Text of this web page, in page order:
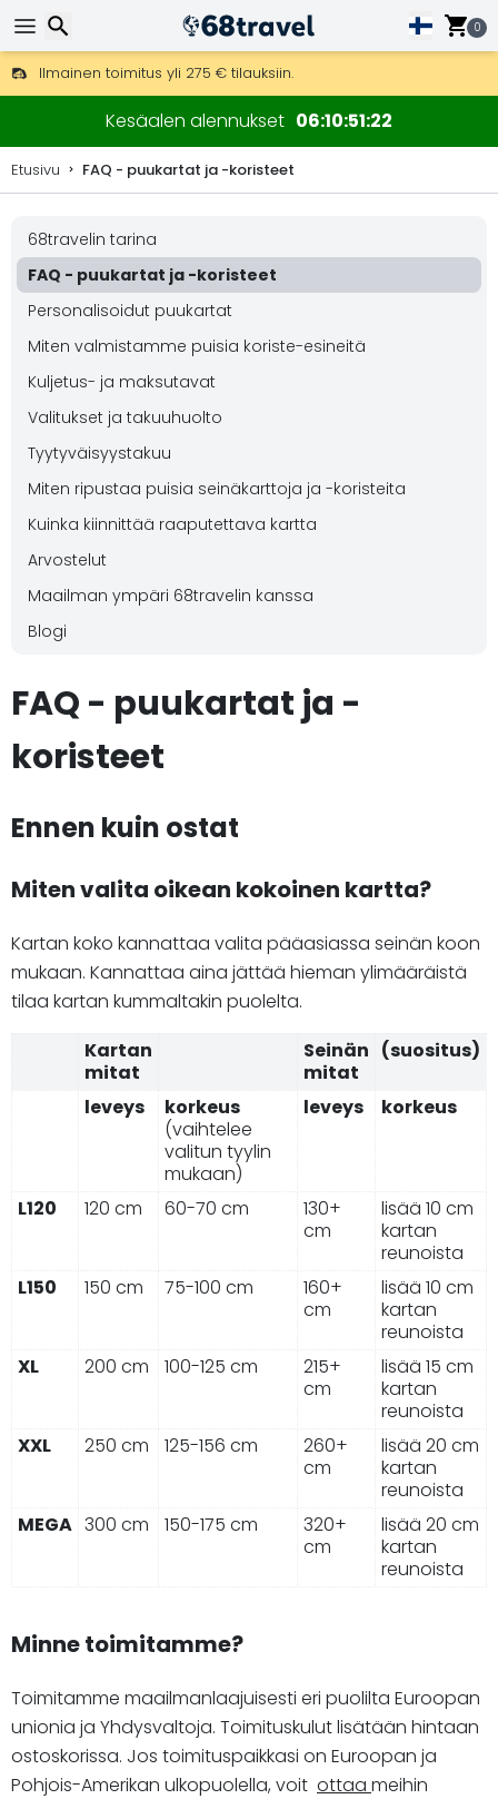
0
Ilmainen toimitus yli 275 € tilauksiin.
Mahdollisuus lähettää DHL Express -lähetyksenä (toimitus 24
30 päivää palautukseen, 90 päivää puukarttoihin ja koristeisiin.
Kesäalen alennukset 06 10 51 22
Etusivu FAQ - puukartat ja -koristeet
68travelin tarina
FAQ - puukartat ja -koristeet
Personalisoidut puukartat
Miten valmistamme puisia koriste-esineitä
Kuljetus- ja maksutavat
Valitukset ja takuuhuolto
Tyytyväisyystakuu
Miten ripustaa puisia seinäkarttoja ja -koristeita
Kuinka kiinnittää raaputettava kartta
Arvostelut
Maailman ympäri 68travelin kanssa
Blogi
FAQ - puukartat ja -
koristeet
Ennen kuin ostat
Miten valita oikean kokoinen kartta?
Kartan koko kannattaa valita pääasiassa seinän koon
mukaan. Kannattaa aina jättää hieman ylimääräistä
tilaa kartan kummaltakin puolelta.
Kartan
mitat
Seinän
mitat
(suositus)
leveys
korkeus
(vaihtelee
valitun tyylin
mukaan)
leveys korkeus
L120 120 cm 60-70 cm
130+
cm
lisää 10 cm
kartan
reunoista
L150
150 cm 75-100 cm
160+
cm
lisää 10 cm
kartan
reunoista
XL
200 cm 100-125 cm
215+
cm
lisää 15 cm
kartan
reunoista
XXL
250 cm 125-156 cm
260+
cm
lisää 20 cm
kartan
reunoista
MEGA 300 cm 150-175 cm
320+
cm
lisää 20 cm
kartan
reunoista
Minne toimitamme?
Toimitamme maailmanlaajuisesti eri puolilta Euroopan
unionia ja Yhdysvaltoja. Toimituskulut lisätään hintaan
ostoskorissa. Jos toimituspaikkasi on Euroopan ja
Pohjois-Amerikan ulkopuolella, voit ottaa meihin